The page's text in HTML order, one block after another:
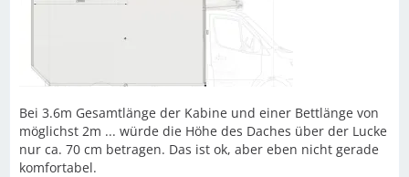
Bei 3.6m Gesamtlänge der Kabine und einer Bettlänge von
möglichst 2m ... würde die Höhe des Daches über der Lucke
nur ca. 70 cm betragen. Das ist ok, aber eben nicht gerade
komfortabel.